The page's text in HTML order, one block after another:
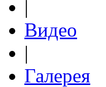
|
Видео
|
Галерея